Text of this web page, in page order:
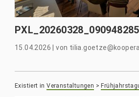
15.04.2026 |von
Existiert in Veranstaltungen >